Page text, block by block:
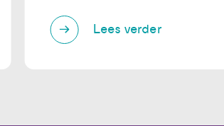
Lees verder